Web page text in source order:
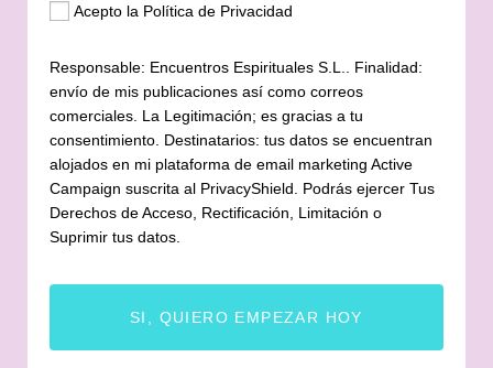
Acepto la Política de Privacidad
Responsable: Encuentros Espirituales S.L.. Finalidad:
envío de mis publicaciones así como correos
comerciales. La Legitimación; es gracias a tu
consentimiento. Destinatarios: tus datos se encuentran
alojados en mi plataforma de email marketing Active
Campaign suscrita al PrivacyShield. Podrás ejercer Tus
Derechos de Acceso, Rectificación, Limitación o
Suprimir tus datos.
SI, QUIERO EMPEZAR HOY